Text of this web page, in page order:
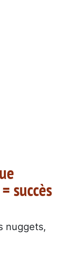
succès
nuggets,